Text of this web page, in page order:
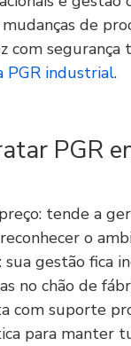
de
com
PGR industrial.
PGR
tende a
o
sua gestão fica
no chão de
com suporte
para manter